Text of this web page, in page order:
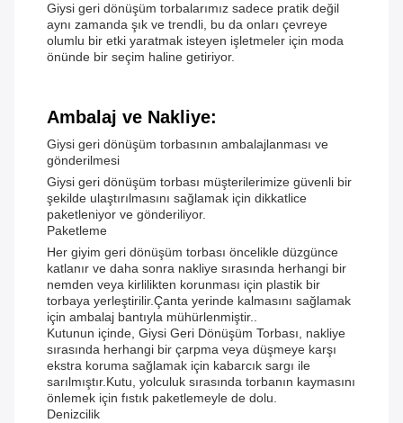
Giysi geri dönüşüm torbalarımız sadece pratik değil
aynı zamanda şık ve trendli, bu da onları çevreye
olumlu bir etki yaratmak isteyen işletmeler için moda
önünde bir seçim haline getiriyor.
Ambalaj ve Nakliye:
Giysi geri dönüşüm torbasının ambalajlanması ve
gönderilmesi
Giysi geri dönüşüm torbası müşterilerimize güvenli bir
şekilde ulaştırılmasını sağlamak için dikkatlice
paketleniyor ve gönderiliyor.
Paketleme
Her giyim geri dönüşüm torbası öncelikle düzgünce
katlanır ve daha sonra nakliye sırasında herhangi bir
nemden veya kirlilikten korunması için plastik bir
torbaya yerleştirilir.Çanta yerinde kalmasını sağlamak
için ambalaj bantıyla mühürlenmiştir..
Kutunun içinde, Giysi Geri Dönüşüm Torbası, nakliye
sırasında herhangi bir çarpma veya düşmeye karşı
ekstra koruma sağlamak için kabarcık sargı ile
sarılmıştır.Kutu, yolculuk sırasında torbanın kaymasını
önlemek için fıstık paketlemeyle de dolu.
Denizcilik